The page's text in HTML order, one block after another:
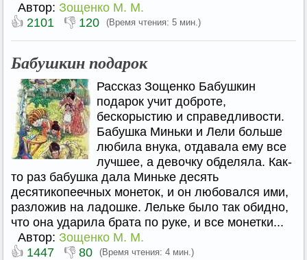
Автор: Зощенко М. М.
👍 2101 👎 120 (Время чтения: 5 мин.)
Бабушкин подарок
Рассказ Зощенко Бабушкин
подарок учит доброте,
бескорыстию и справедливости.
Бабушка Миньки и Лели больше
любила внука, отдавала ему все
лучшее, а девочку обделяла. Как-
то раз бабушка дала Миньке десять
десятикопеечных монеток, и он любовался ими,
разложив на ладошке. Лельке было так обидно,
что она ударила брата по руке, и все монетки...
Автор: Зощенко М. М.
👍 1447 👎 80 (Время чтения: 4 мин.)